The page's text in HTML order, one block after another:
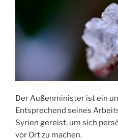
Der Außenminister ist ein
Entsprechend seines
Syrien gereist, um sich
vor Ort zu machen.